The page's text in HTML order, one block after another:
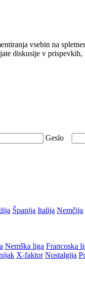
vsebin na
diskusije v
Geslo
Španija Italija Nemčija
Nemška liga Francoska
X-faktor Nostalgija